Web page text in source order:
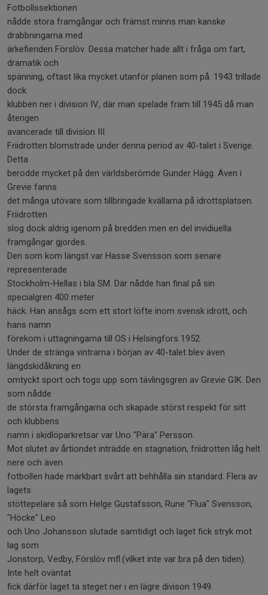
Fotbollssektionen
nådde stora framgångar och främst minns man kanske
drabbningarna med
ärkefienden Förslöv. Dessa matcher hade allt i fråga om fart,
dramatik och
spänning, oftast lika mycket utanför planen som på. 1943 trillade
dock
klubben ner i division IV, där man spelade fram till 1945 då man
återigen
avancerade till division III.
Friidrotten blomstrade under denna period av 40-talet i Sverige.
Detta
berodde mycket på den världsberömde Gunder Hägg. Även i
Grevie fanns
det många utövare som tillbringade kvällarna på idrottsplatsen.
Friidrotten
slog dock aldrig igenom på bredden men en del invidiuella
framgångar gjordes.
Den som kom längst var Hasse Svensson som senare
representerade
Stockholm-Hellas i bla SM. Där nådde han final på sin
specialgren 400 meter
häck. Han ansågs som ett stort löfte inom svensk idrott, och
hans namn
förekom i uttagningarna till OS i Helsingfors 1952.
Under de stränga vintrarna i början av 40-talet blev även
längdskidåkning en
omtyckt sport och togs upp som tävlingsgren av Grevie GIK. Den
som nådde
de största framgångarna och skapade störst respekt för sitt
och klubbens
namn i skidlöparkretsar var Uno "Pära" Persson.
Mot slutet av årtiondet inträdde en stagnation, friidrotten låg helt
nere och även
fotbollen hade märkbart svårt att behhålla sin standard. Flera av
lagets
stöttepelare så som Helge Gustafsson, Rune "Flua" Svensson,
"Höcke" Leo
och Uno Johansson slutade samtidigt och laget fick stryk mot
lag som
Jonstorp, Vedby, Förslöv mfl.(vilket inte var bra på den tiden).
Inte helt oväntat
fick därför laget ta steget ner i en lägre divison 1949.